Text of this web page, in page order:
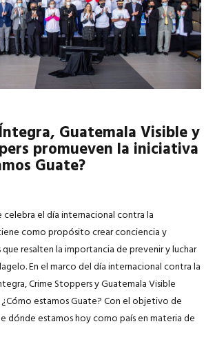
Guatemala Visible y
promueven la iniciativa
Guate?
celebra el día internacional contra la
como propósito crear conciencia y
resalten la importancia de prevenir y luchar
En el marco del día internacional contra la
Crime Stoppers y Guatemala Visible
estamos Guate? Con el objetivo de
dónde estamos hoy como país en materia de